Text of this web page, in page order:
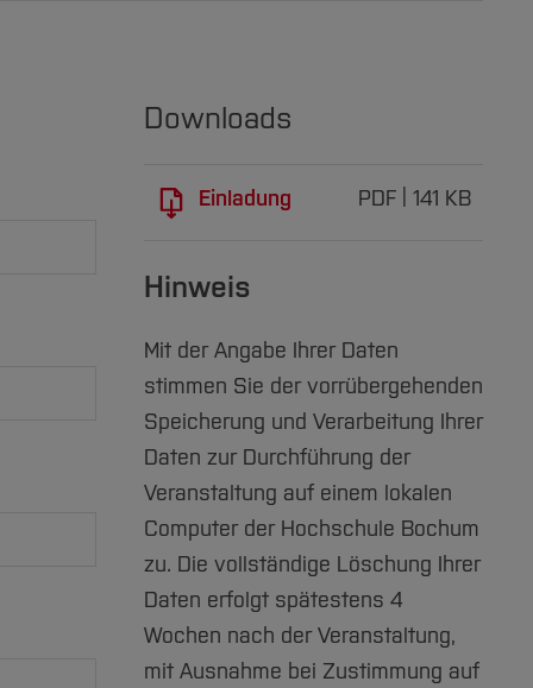
Downloads
PDF 141 KB
Einladung
Hinweis
Mit der Angabe Ihrer Daten
stimmen Sie der vorrübergehenden
Speicherung und Verarbeitung Ihrer
Daten zur Durchführung der
Veranstaltung auf einem lokalen
Computer der Hochschule Bochum
zu. Die vollständige Löschung Ihrer
Daten erfolgt spätestens 4
Wochen nach der Veranstaltung,
mit Ausnahme bei Zustimmung auf